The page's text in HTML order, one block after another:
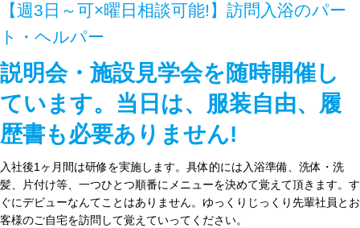
【週3日～可×曜日相談可能!】訪問入浴のパー
ト・ヘルパー
説明会・施設見学会を随時開催し
ています。当日は、服装自由、履
歴書も必要ありません!
入社後1ヶ月間は研修を実施します。具体的には入浴準備、洗体・洗
髪、片付け等、一つひとつ順番にメニューを決めて覚えて頂きます。す
ぐにデビューなんてことはありません。ゆっくりじっくり先輩社員とお
客様のご自宅を訪問して覚えていってください。